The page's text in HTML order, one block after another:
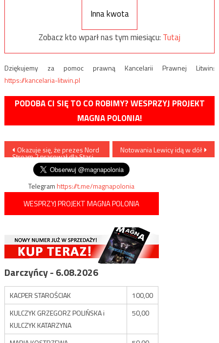
Inna kwota
Zobacz kto wparł nas tym miesiącu: Tutaj
Dziękujemy za pomoc prawną Kancelarii Prawnej Litwin:
https://kancelaria-litwin.pl
PODOBA CI SIĘ TO CO ROBIMY? WESPRZYJ PROJEKT
MAGNA POLONIA!
Nawigacja
wpisu
Okazuje się, że prezes Nord
Stream 2 pracował dla Stasi…
Notowania Lewicy idą w dół
Telegramhttps://t.me/magnapolonia
WESPRZYJ PROJEKT MAGNA POLONIA
Darczyńcy - 6.08.2026
KACPER STAROŚCIAK
100,00
KULCZYK GRZEGORZ POLIŃSKA i
KULCZYK KATARZYNA
50,00